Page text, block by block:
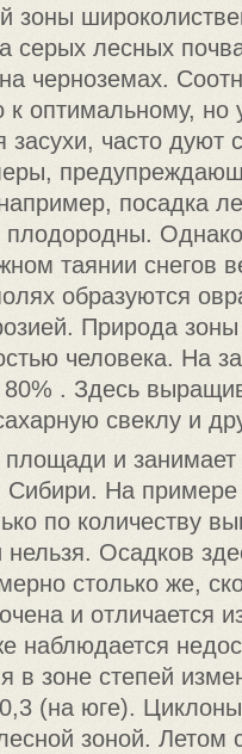
зоны
серых лесных
черноземах.
к оптимальному, но
засухи, часто дуют
посадка
плодородны.
таянии снегов
образуются
Природа
человека. На
80% . Здесь
свеклу и
и занимает
Сибири. На примере
по количеству
нельзя. Осадков
столько же,
и отличается
наблюдается
в зоне степей
(на юге).
зоной. Летом